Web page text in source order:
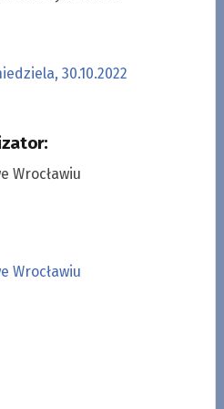
30.10.2022
Wrocławiu
Wrocławiu